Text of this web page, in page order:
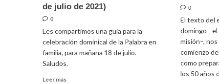
de julio de 2021)
0
Les compartimos una guía para la
celebración dominical de la Palabra en
familia, para mañana 18 de julio.
Saludos.
Leer más
0
El texto del
domingo –el
misión–,
comienzo
como
los 50 años